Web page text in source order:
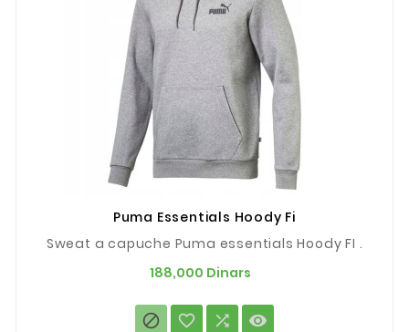
Puma Essentials Hoody Fi
Sweat a capuche Puma essentials Hoody FI .
188,000 Dinars
   